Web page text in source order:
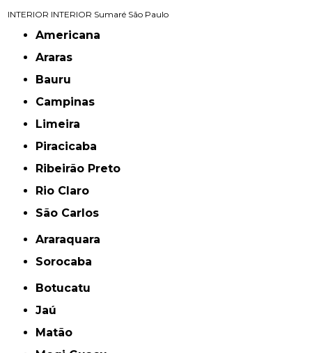
INTERIOR INTERIOR Sumaré São Paulo
Americana
Araras
Bauru
Campinas
Limeira
Piracicaba
Ribeirão Preto
Rio Claro
São Carlos
Araraquara
Sorocaba
Botucatu
Jaú
Matão